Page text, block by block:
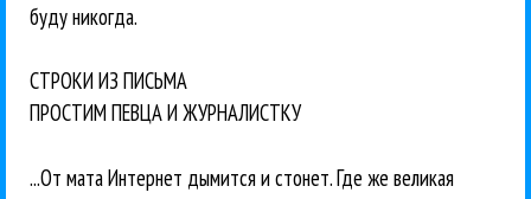
буду никогда.
СТРОКИ ИЗ ПИСЬМА
ПРОСТИМ ПЕВЦА И ЖУРНАЛИСТКУ
...От мата Интернет дымится и стонет. Где же великая